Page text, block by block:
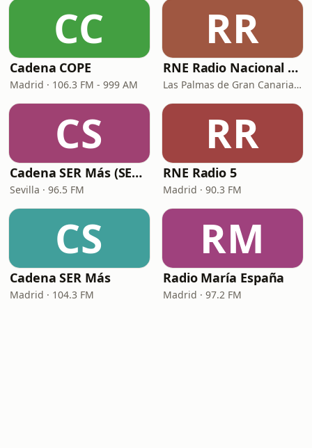
CC
Cadena COPE
Madrid · 106.3 FM - 999 AM
RR
RNE Radio Nacional - Canarias
Las Palmas de Gran Canaria · 92.8 FM
CS
Cadena SER Más (SER+ Sevilla)
Sevilla · 96.5 FM
RR
RNE Radio 5
Madrid · 90.3 FM
CS
Cadena SER Más
Madrid · 104.3 FM
RM
Radio María España
Madrid · 97.2 FM